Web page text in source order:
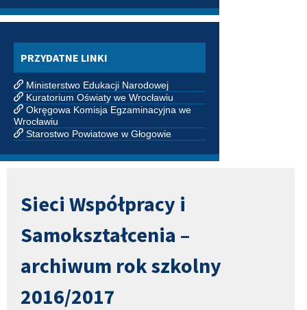
PRZYDATNE LINKI
Ministerstwo Edukacji Narodowej
Kuratorium Oświaty we Wrocławiu
Okręgowa Komisja Egzaminacyjna we
Wrocławiu
Starostwo Powiatowe w Głogowie
Sieci Współpracy i
Samokształcenia –
archiwum rok szkolny
2016/2017